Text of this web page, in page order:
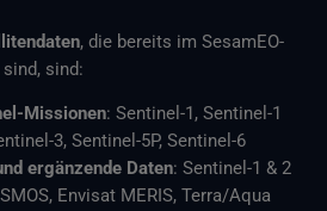
, die bereits im SesamEO-
sind:
Missionen: Sentinel-1, Sentinel-1
3, Sentinel-5P, Sentinel-6
ergänzende Daten: Sentinel-1 & 2
Envisat MERIS, Terra/Aqua